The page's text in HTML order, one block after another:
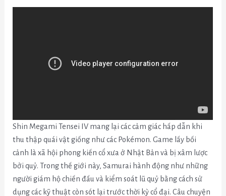
Shin Megami Tensei IV mang lại các cảm giác hấp dẫn khi
thu thập quái vật giống như các Pokémon.Game lấy bối
cảnh là xã hội phong kiến cổ xưa ở Nhật Bản và bị xâm lược
bởi quỷ.Trong thế giới này, Samurai hành động như những
người giám hộ chiến đấu và kiểm soát lũ quỷ bằng cách sử
dụng các kỹ thuật còn sót lại trước thời kỳ cổ đại.Câu chuyện